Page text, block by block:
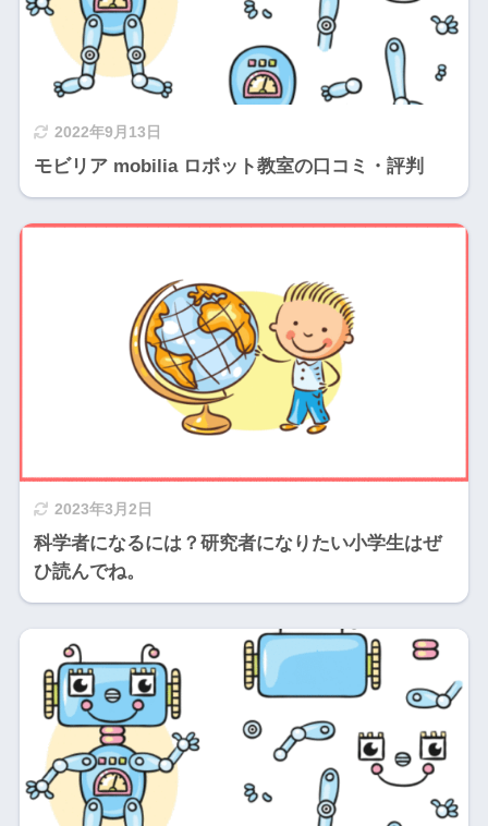
2022年9月13日
モビリア mobilia ロボット教室の口コミ・評判
2023年3月2日
科学者になるには？研究者になりたい小学生はぜ
ひ読んでね。